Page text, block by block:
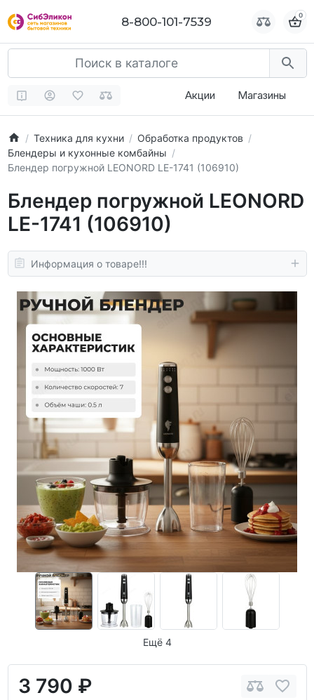
8-800-101-7539 0
Акции Магазины
Техника для кухни
Обработка продуктов
Блендеры и кухонные комбайны
Блендер погружной LEONORD LE-1741 (106910)
Блендер погружной LEONORD
LE-1741 (106910)
Информация о товаре!!!
Ещё 4
3 790 ₽
8-800-101-7539 0